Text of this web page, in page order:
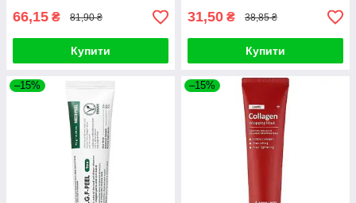
66,15 ₴ 81,90 ₴
Купити
31,50 ₴ 38,85 ₴
Купити
–15% –15%